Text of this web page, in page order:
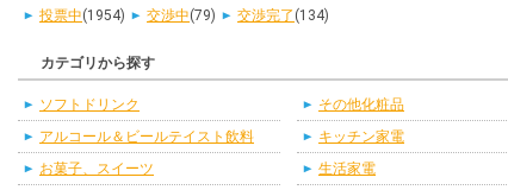
投票中(1954) 交渉中(79) 交渉完了 (134)
カテゴリから探す
ソフトドリンク
アルコール＆ビールテイスト飲料
お菓子、スイーツ
その他化粧品
キッチン家電
生活家電